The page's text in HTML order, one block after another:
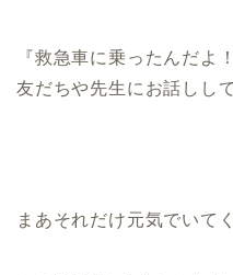
『救急車に乗ったんだよ
友だちや先生にお話しし
まあそれだけ元気でいて